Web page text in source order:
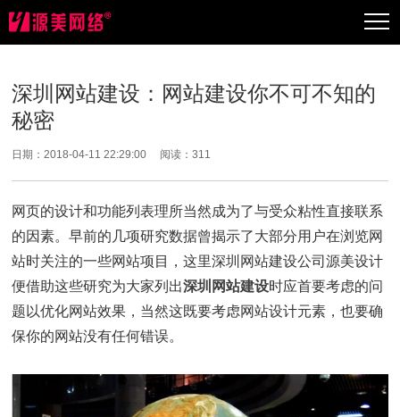
深圳网站建设：网站建设你不可不知的
秘密
日期：2018-04-11 22:29:00 阅读：311
网页的设计和功能列表理所当然成为了与受众粘性直接联系
的因素。早前的几项研究数据曾揭示了大部分用户在浏览网
站时关注的一些网站项目，这里深圳网站建设公司源美设计
便借助这些研究为大家列出深圳网站建设时应首要考虑的问
题以优化网站效果，当然这既要考虑网站设计元素，也要确
保你的网站没有任何错误。